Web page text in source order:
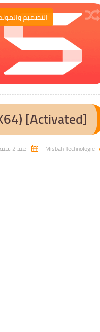
التصميم
[Activated]
Misbah Technologie
 منذ 2 سنه تقريبا